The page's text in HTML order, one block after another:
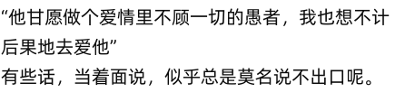
“他甘愿做个爱情里不顾一切的愚者，我也想不计
后果地去爱他”
有些话，当着面说，似乎总是莫名说不出口呢。